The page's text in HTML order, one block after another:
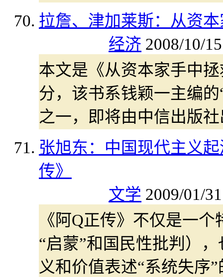
拉詹、津加莱斯：从资
经济 2008/10/
本文是《从资本家手中
分，该书系钱颖一主编的
之一，即将由中信出版
张旭东：中国现代主义
传》
文学 2009/01/
《阿Q正传》不仅是一
“启蒙”和国民性批判）
义和价值表述“系统失序